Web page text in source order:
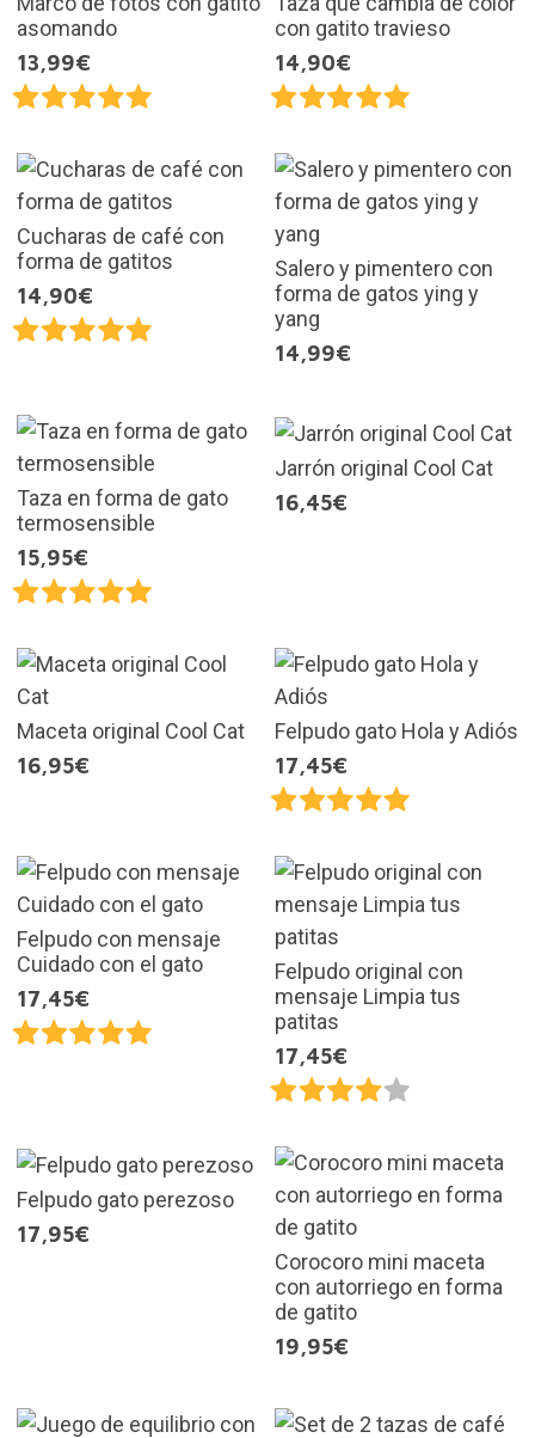
asomando
13,99€
con gatito travieso
14,90€
Cucharas de café con
forma de gatitos
14,90€
Salero y pimentero con
forma de gatos ying y
yang
14,99€
Taza en forma de gato
termosensible
15,95€
Jarrón original Cool Cat
16,45€
Maceta original Cool Cat
16,95€
Felpudo gato Hola y Adiós
17,45€
Felpudo con mensaje
Cuidado con el gato
17,45€
Felpudo original con
mensaje Limpia tus
patitas
17,45€
Felpudo gato perezoso
17,95€
Corocoro mini maceta
con autorriego en forma
de gatito
19,95€